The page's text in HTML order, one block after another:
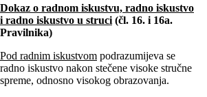
Dokaz o radnom iskustvu, radno iskustvo
i radno iskustvo u struci (čl. 16. i 16a.
Pravilnika)
Pod radnim iskustvom podrazumijeva se
radno iskustvo nakon stečene visoke stručne
spreme, odnosno visokog obrazovanja.